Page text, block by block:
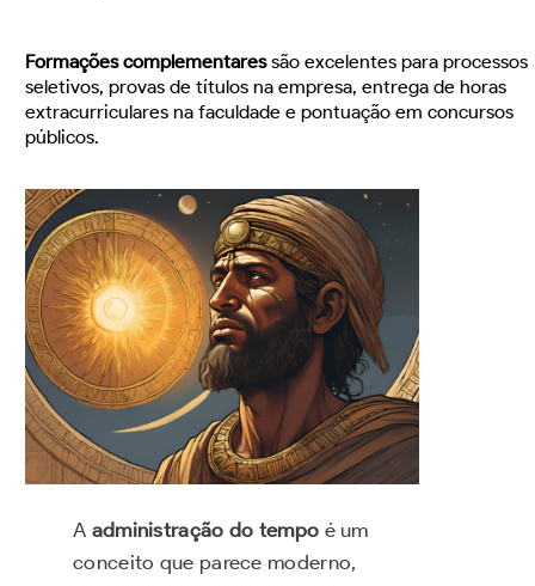
Formações complementaressão excelentes para processos
seletivos, provas de títulos na empresa, entrega de horas
extracurriculares na faculdade e pontuação em concursos
públicos.
A administração do tempo é um
conceito que parece moderno,